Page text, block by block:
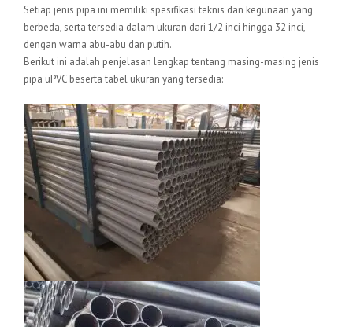
Setiap jenis pipa ini memiliki spesifikasi teknis dan kegunaan yang
berbeda, serta tersedia dalam ukuran dari 1/2 inci hingga 32 inci,
dengan warna abu-abu dan putih.
Berikut ini adalah penjelasan lengkap tentang masing-masing jenis
pipa uPVC beserta tabel ukuran yang tersedia: